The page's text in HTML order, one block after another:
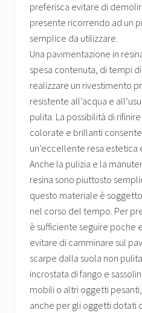
preferisca evitare di
presente ricorrendo ad un
semplice da utilizzare.
Una pavimentazione in
spesa contenuta, di tempi
realizzare un rivestimento
resistente all’acqua e
pulita. La possibilità di
colorate e brillanti
un’eccellente resa estetica
Anche la pulizia e la
resina sono piuttosto
questo materiale è
nel corso del tempo. Per
è sufficiente seguire poche
evitare di camminare sul
scarpe dalla suola non
incrostata di fango e
mobili o altri oggetti
anche per gli oggetti dotati